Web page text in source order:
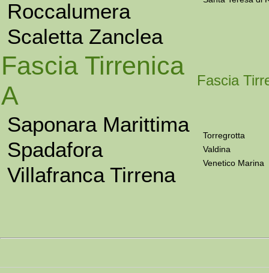
Roccalumera
Scaletta Zanclea
Fascia Tirrenica
A
Fascia
Saponara Marittima
Spadafora
Villafranca Tirrena
Torregrotta
Valdina
Venetico Marina